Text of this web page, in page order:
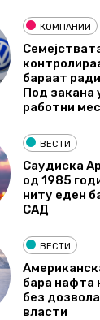
КОМПАНИИ
бараат
Под закана
работни
ВЕСТИ
Саудиска
од 1985
ниту еден
САД
ВЕСТИ
бара нафта
без
власти